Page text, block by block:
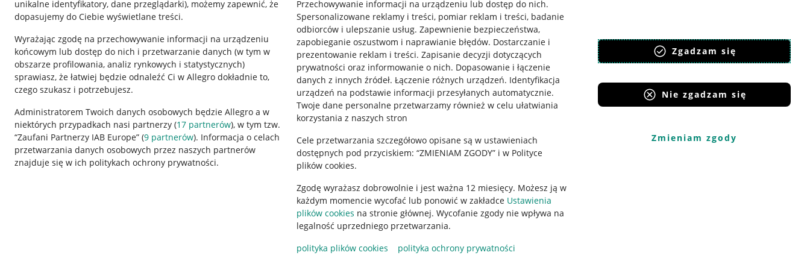
unikalne identyfikatory, dane przeglądarki), możemy zapewnić, że
dopasujemy do Ciebie wyświetlane treści.
Wyrażając zgodę na przechowywanie informacji na urządzeniu
końcowym lub dostęp do nich i przetwarzanie danych (w tym w
obszarze profilowania, analiz rynkowych i statystycznych)
sprawiasz, że łatwiej będzie odnaleźć Ci w Allegro dokładnie to,
czego szukasz i potrzebujesz.
Administratorem Twoich danych osobowych będzie Allegro a w
niektórych przypadkach nasi partnerzy (17 partnerów), w tym tzw.
“Zaufani Partnerzy IAB Europe” (9 partnerów). Informacja o celach
przetwarzania danych osobowych przez naszych partnerów
znajduje się w ich politykach ochrony prywatności.
Przechowywanie informacji na urządzeniu lub dostęp do nich.
Spersonalizowane reklamy i treści, pomiar reklam i treści, badanie
odbiorców i ulepszanie usług. Zapewnienie bezpieczeństwa,
zapobieganie oszustwom i naprawianie błędów. Dostarczanie i
prezentowanie reklam i treści. Zapisanie decyzji dotyczących
prywatności oraz informowanie o nich. Dopasowanie i łączenie
danych z innych źródeł. Łączenie różnych urządzeń. Identyfikacja
urządzeń na podstawie informacji przesyłanych automatycznie.
Twoje dane personalne przetwarzamy również w celu ułatwiania
korzystania z naszych stron
Cele przetwarzania szczegółowo opisane są w ustawieniach
dostępnych pod przyciskiem: “ZMIENIAM ZGODY” i w Polityce
plików cookies.
Zgodę wyrażasz dobrowolnie i jest ważna 12 miesięcy. Możesz ją w
każdym momencie wycofać lub ponowić w zakładce Ustawienia
plików cookies na stronie głównej. Wycofanie zgody nie wpływa na
legalność uprzedniego przetwarzania.
polityka plików cookies
polityka ochrony prywatności
Zgadzam się
Nie zgadzam się
Zmieniam zgody
Przydatne informacje
Jak to działa
Napisz do nas
Allegro Gadane dla sprzedających
Regulamin
Polityka plików "cookies"
Ustawienia plików "cookies"
Udostępnianie lokalizacji
Informacje dla Aktu o Usługach Cyfrowych
Pobierz aplikację